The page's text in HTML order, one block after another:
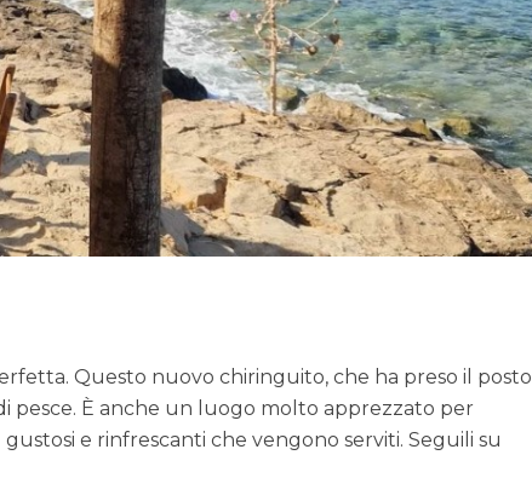
Questo nuovo chiringuito, che ha preso il posto
pesce. È anche un luogo molto apprezzato per
e rinfrescanti che vengono serviti. Seguili su